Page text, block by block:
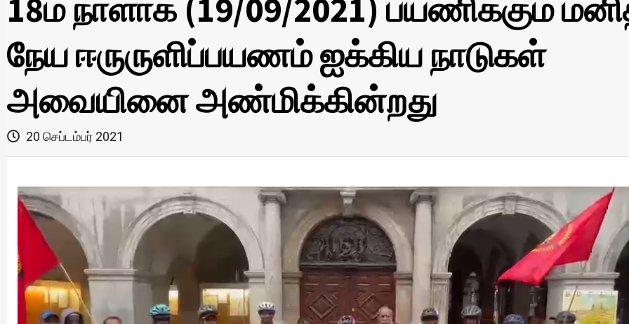
18ம் நாளாக (19/09/2021) பயணிக்கும்
நேய ஈருருளிப்பயணம் ஐக்கிய நாடுகள்
அவையினை அண்மிக்கின்றது
20 செப்டம்பர் 2021